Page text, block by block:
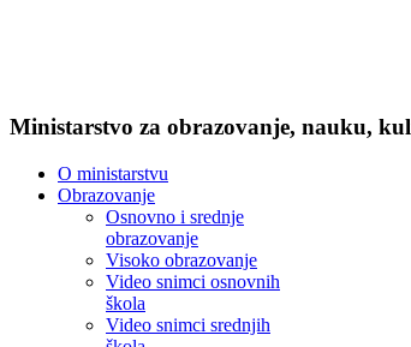
Ministarstvo za obrazovanje, nauku,
O ministarstvu
Obrazovanje
Osnovno i srednje
obrazovanje
Visoko obrazovanje
Video snimci osnovnih
škola
Video snimci srednjih